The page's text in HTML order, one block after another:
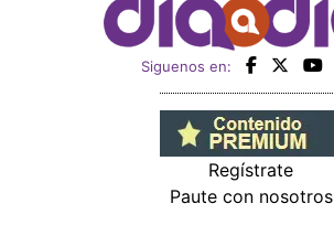
Siguenos en:
Regístrate
Paute con nosotros